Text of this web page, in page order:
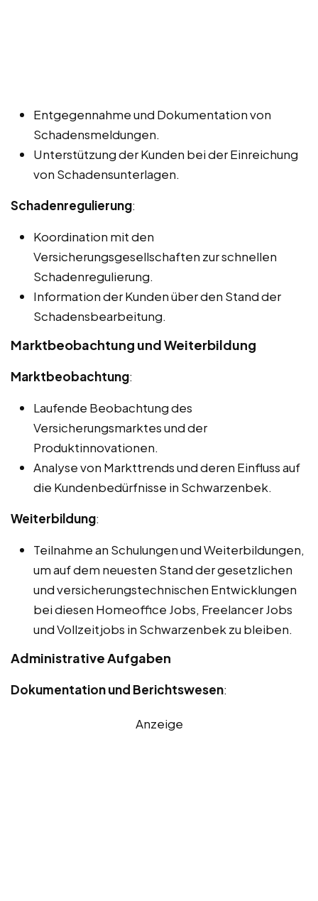
Entgegennahme und Dokumentation von
Schadensmeldungen.
Unterstützung der Kunden bei der Einreichung
von Schadensunterlagen.
Schadenregulierung:
Koordination mit den
Versicherungsgesellschaften zur schnellen
Schadenregulierung.
Information der Kunden über den Stand der
Schadensbearbeitung.
Marktbeobachtung und Weiterbildung
Marktbeobachtung:
Laufende Beobachtung des
Versicherungsmarktes und der
Produktinnovationen.
Analyse von Markttrends und deren Einfluss auf
die Kundenbedürfnisse in Schwarzenbek.
Weiterbildung:
Teilnahme an Schulungen und Weiterbildungen,
um auf dem neuesten Stand der gesetzlichen
und versicherungstechnischen Entwicklungen
bei diesen Homeoffice Jobs, Freelancer Jobs
und Vollzeitjobs in Schwarzenbek zu bleiben.
Administrative Aufgaben
Dokumentation und Berichtswesen:
Anzeige